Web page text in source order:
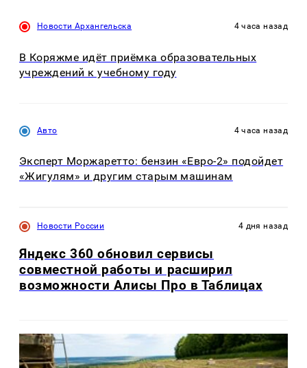
Новости Архангельска 4 часа назад
В Коряжме идёт приёмка образовательных
учреждений к учебному году
Авто 4 часа назад
Эксперт Моржаретто: бензин «Евро-2» подойдет
«Жигулям» и другим старым машинам
Новости России 4 дня назад
Яндекс 360 обновил сервисы
совместной работы и расширил
возможности Алисы Про в Таблицах